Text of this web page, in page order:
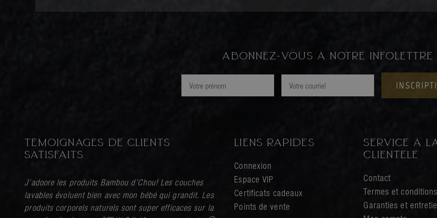
ABONNEZ-VOUS À NOTRE INFOLETTRE
TÉMOIGNAGES DE CLIENTS
SATISFAITS
J’adoore les produits Bambou d’Chou! Les couches
lavables évoluent bien avec mon bébé qui grandit. Les
produits corporels naturels sont super efficaces sur la
Kim offre un service impeccable ! Elle est très
attentionné et minutieuse. Avec ses produits fait ici elle
prend soins de nos enfants et de notre peau comme si
LIENS RAPIDES
Connexion
Espace VIP
Certificats cadeaux
Points de vente
SERVICE À
CLIENTÈLE
Contact
Termes et conditions
Garanties et